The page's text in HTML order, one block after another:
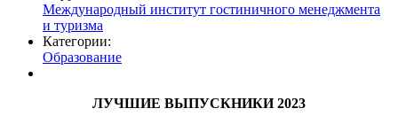
Международный институт гостиничного менеджмента
и туризма
Категории:
Образование
ЛУЧШИЕ ВЫПУСКНИКИ 2023